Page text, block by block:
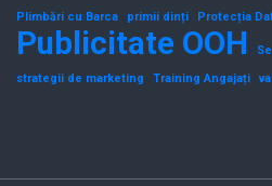
Plimbări cu Barca
primii dinți Protecția
Publicitate OOH
strategii de marketing
Training Angajați